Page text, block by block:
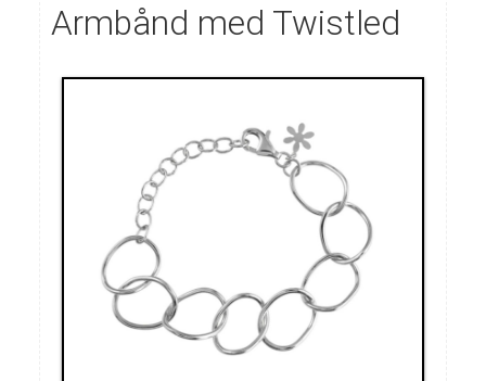
Armbånd med Twistled